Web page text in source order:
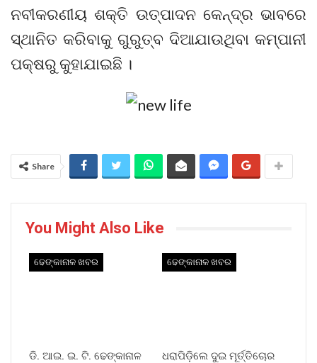
ନବୀକରଣୀୟ ଶକ୍ତି ଉତ୍ପାଦନ କେନ୍ଦ୍ର ଭାବରେ
ସ୍ଥାନିତ କରିବାକୁ ଗୁରୁତ୍ବ ଦିଆଯାଉଥିବା କମ୍ପାନୀ
ପକ୍ଷରୁ କୁହାଯାଇଛି ।
Share
You Might Also Like
ଢେଙ୍କାନାଳ ଖବର
ଡି. ଆଇ. ଇ. ଟି. ଢେଙ୍କାନାଳ
ଢେଙ୍କାନାଳ ଖବର
ଧରାପିଡ଼ିଲେ ଦୁଇ ମୂର୍ତ୍ତିଚୋର